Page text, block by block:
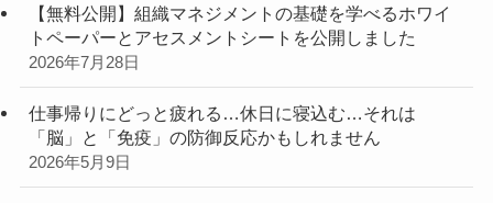
【無料公開】組織マネジメントの基礎を学べるホワイ
トペーパーとアセスメントシートを公開しました
2026年7月28日
仕事帰りにどっと疲れる…休日に寝込む…それは
「脳」と「免疫」の防御反応かもしれません
2026年5月9日